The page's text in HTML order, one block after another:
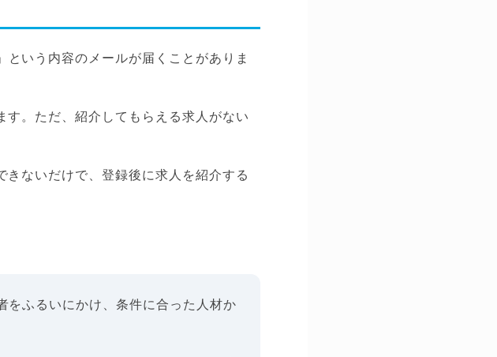
という内容のメールが届くことがありま
す。ただ、紹介してもらえる求人がない
ないだけで、登録後に求人を紹介する
をふるいにかけ、条件に合った人材か